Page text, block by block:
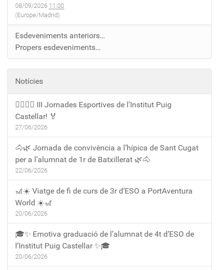
08/09/2026 11:00
(Europe/Madrid)
Esdeveniments anteriors…
Propers esdeveniments…
Notícies
🏃‍♀️🏃‍♂️ III Jornades Esportives de l'Institut Puig
Castellar! 🏅
27/06/2026
🐴🌿 Jornada de convivència a l’hípica de Sant Cugat
per a l’alumnat de 1r de Batxillerat 🌿🐴
22/06/2026
🎢☀️ Viatge de fi de curs de 3r d’ESO a PortAventura
World ☀️🎢
20/06/2026
🎓✨ Emotiva graduació de l’alumnat de 4t d’ESO de
l’Institut Puig Castellar ✨🎓
20/06/2026